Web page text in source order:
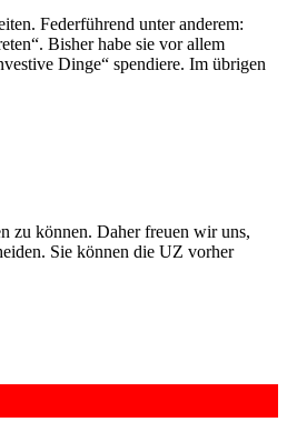
Federführend unter anderem:
Bisher habe sie vor allem
Dinge“ spendiere. Im übrigen
zu können. Daher freuen wir uns,
Sie können die UZ vorher